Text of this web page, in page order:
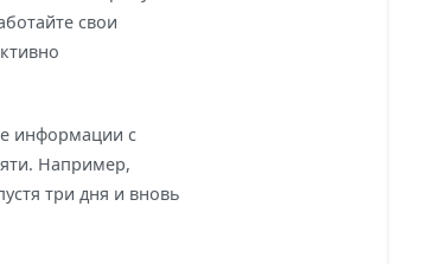
свои
информации с
Например,
три дня и вновь